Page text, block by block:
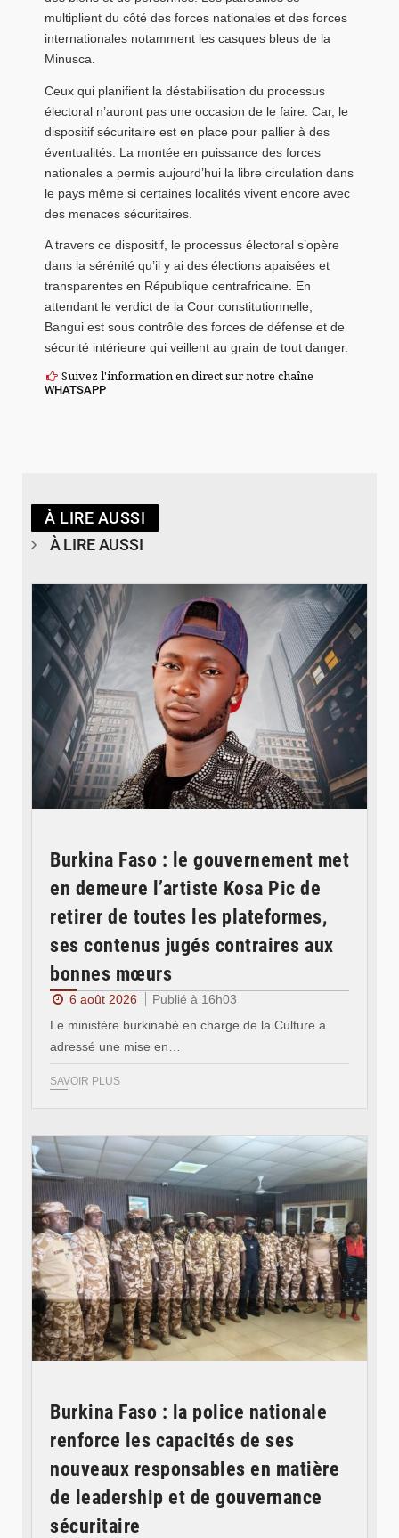
multiplient du côté des forces nationales et des forces
internationales notamment les casques bleus de la
Minusca.
Ceux qui planifient la déstabilisation du processus
électoral n’auront pas une occasion de le faire. Car, le
dispositif sécuritaire est en place pour pallier à des
éventualités. La montée en puissance des forces
nationales a permis aujourd’hui la libre circulation dans
le pays même si certaines localités vivent encore avec
des menaces sécuritaires.
A travers ce dispositif, le processus électoral s’opère
dans la sérénité qu’il y ai des élections apaisées et
transparentes en République centrafricaine. En
attendant le verdict de la Cour constitutionnelle,
Bangui est sous contrôle des forces de défense et de
sécurité intérieure qui veillent au grain de tout danger.
Suivez l'information en direct sur notre chaîne
WHATSAPP
À LIRE AUSSI
À LIRE AUSSI
Burkina Faso : le gouvernement met
en demeure l’artiste Kosa Pic de
retirer de toutes les plateformes,
ses contenus jugés contraires aux
bonnes mœurs
6 août 2026
Publié à 16h03
Le ministère burkinabè en charge de la Culture a
adressé une mise en…
SAVOIR PLUS
Burkina Faso : la police nationale
renforce les capacités de ses
nouveaux responsables en matière
de leadership et de gouvernance
sécuritaire